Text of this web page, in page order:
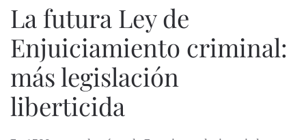
La futura Ley de
Enjuiciamiento criminal:
más legislación
liberticida